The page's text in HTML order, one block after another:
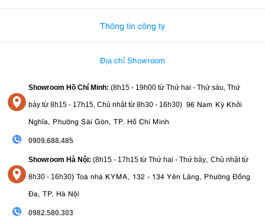
Thông tin công ty
Địa chỉ Showroom
Showroom Hồ Chí Minh: (8h15 - 19h00 từ Thứ hai - Thứ sáu, Thứ
bảy từ 8h15 - 17h15, Chủ nhật từ 8h30 - 16h30) 96 Nam Kỳ Khởi
Nghĩa, Phường Sài Gòn, TP. Hồ Chí Minh
0909.688.485
Showroom Hà Nội: (8h15 - 17h15 từ Thứ hai - Thứ bảy, Chủ nhật từ
8h30 - 16h30) Toà nhà KYMA, 132 - 134 Yên Lãng, Phường Đống
Đa, TP. Hà Nội
0982.580.303